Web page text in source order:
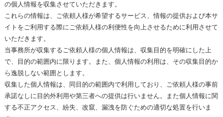
の個人情報を収集させていただきます。
これらの情報は、ご依頼人様が希望するサービス、情報の提供および本サ
イトをご利用する際にご依頼人様の利便性を向上させるために利用させて
いただきます。
当事務所が収集するご依頼人様の個人情報は、収集目的を明確にした上
で、目的の範囲内に限ります。また、個人情報の利用は、その収集目的か
ら逸脱しない範囲とします。
収集した個人情報は、同目的の範囲内で利用しており、ご依頼人様の事前
承諾なしに目的外利用や第三者への提供は行いません。また個人情報に関
する不正アクセス、紛失、改竄、漏洩を防ぐための適切な処置を行いま